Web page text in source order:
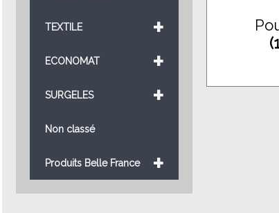
+
TEXTILE
+
ECONOMAT
+
SURGELES
Non classé
+
Produits Belle France